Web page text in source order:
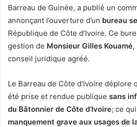
Barreau de Guinée, a publié un
annonçant l’ouverture d’un bureau
République de Côte d’Ivoire. Ce
gestion de Monsieur Gilles Kouamé,
conseil juridique agréé.
Le Barreau de Côte d’Ivoire déplore
été prise et rendue publique sans
du Bâtonnier de Côte d’Ivoire; ce
manquement grave aux usages de